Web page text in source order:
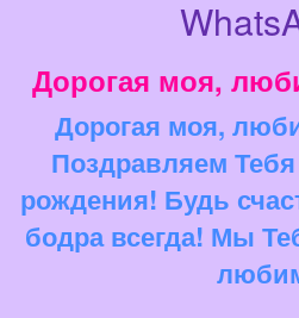
Дорогая моя,
Дорогая моя,
Поздравляем
рождения! Будь
бодра всегда! Мы